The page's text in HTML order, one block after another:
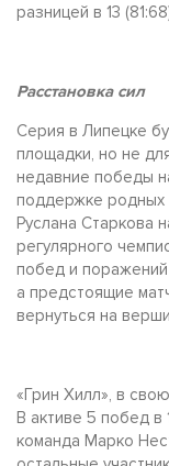
разницей в 13
Расстановка сил
Серия в Липецке
площадки, но не
недавние победы
поддержке родных
Руслана Старкова
регулярного
побед и поражений
а предстоящие
вернуться на
«Грин Хилл», в
В активе 5 побед в
команда Марко